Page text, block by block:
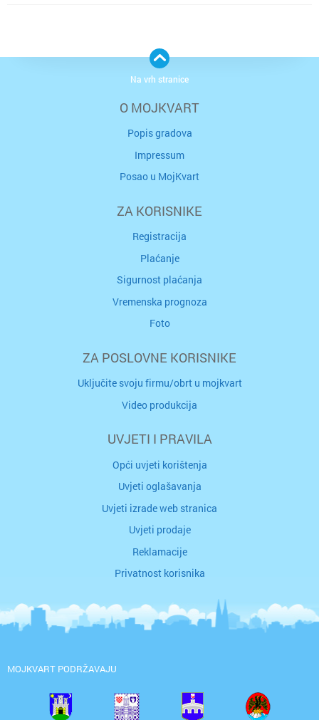
O MOJKVART
Popis gradova
Impressum
Posao u MojKvart
ZA KORISNIKE
Registracija
Plaćanje
Sigurnost plaćanja
Vremenska prognoza
Foto
ZA POSLOVNE KORISNIKE
Uključite svoju firmu/obrt u mojkvart
Video produkcija
UVJETI I PRAVILA
Opći uvjeti korištenja
Uvjeti oglašavanja
Uvjeti izrade web stranica
Uvjeti prodaje
Reklamacije
Privatnost korisnika
MOJKVART PODRŽAVAJU
Na vrh stranice